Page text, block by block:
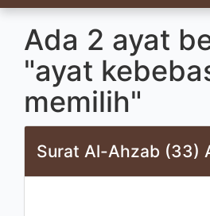
Ada 2 ayat
"ayat
memilih"
Surat Al-Ahzab (33)